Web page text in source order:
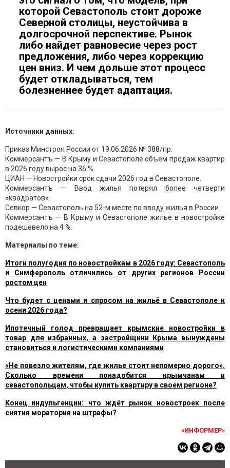
которой Севастополь стоит дороже
Северной столицы, неустойчива в
долгосрочной перспективе. Рынок
либо найдет равновесие через рост
предложения, либо через коррекцию
цен вниз. И чем дольше этот процесс
будет откладываться, тем
болезненнее будет адаптация.
Источники данных:
Приказ Минстроя России от 19.06.2026 № 388/пр.
Коммерсантъ — В Крыму и Севастополе объем продаж квартир
в 2026 году вырос на 36 %.
ЦИАН — Новостройки срок сдачи 2026 год в Севастополе.
Коммерсантъ — Ввод жилья потерял более четверти
«квадратов».
Севкор — Севастополь на 52-м месте по вводу жилья в России.
Коммерсантъ — В Крыму и Севастополе жилье в новостройке
подешевело на 4 %.
Материалы по теме:
Итоги полугодия по новостройкам в 2026 году: Севастополь
и Симферополь отличились от других регионов России
ростом цен
Что будет с ценами и спросом на жильё в Севастополе к
осени 2026 года?
Ипотечный голод превращает крымские новостройки в
товар для избранных, а застройщики Крыма вынуждены
становиться и логистическими компаниями
«Не повезло жителям, где жилье стоит непомерно дорого».
Сколько времени понадобится крымчанам и
севастопольцам, чтобы купить квартиру в своем регионе?
Конец индульгенции: что ждёт рынок новостроек после
снятия моратория на штрафы?
«ИНФОРМЕР»